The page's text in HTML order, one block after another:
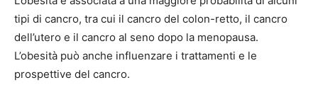
tipi di cancro, tra cui il cancro del colon-retto, il cancro
dell’utero e il cancro al seno dopo la menopausa.
L’obesità può anche influenzare i trattamenti e le
prospettive del cancro.